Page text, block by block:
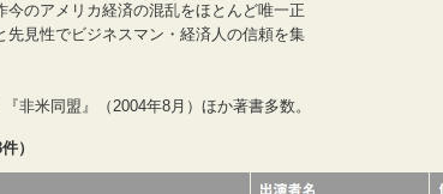
のアメリカ経済の混乱をほとんど唯一正
見性でビジネスマン・経済人の信頼を集
非米同盟』（2004年8月）ほか著書多数。
）